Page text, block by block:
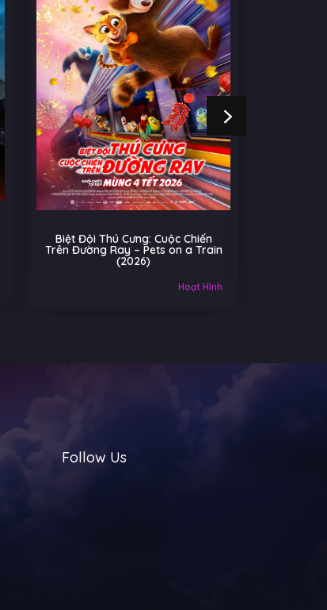
Biệt Đội Thú Cưng: Cuộc Chiến
Trên Đường Ray – Pets on a Train
(2026)
Hoạt Hình
Follow Us